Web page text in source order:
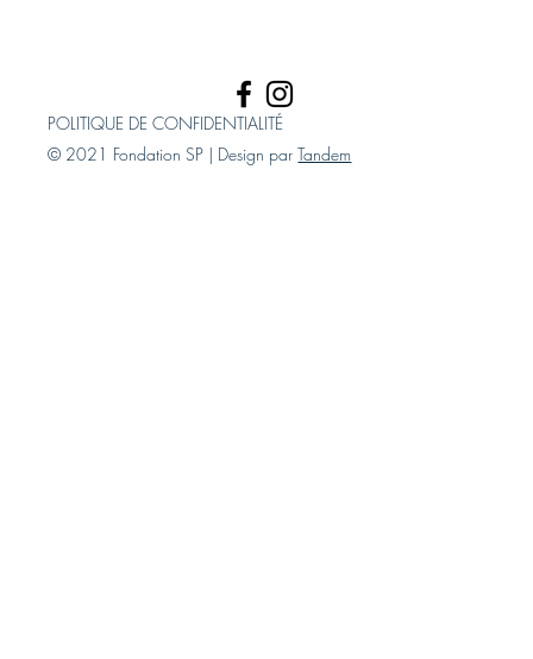
© 2021 Fondation SP | Design parTandem
POLITIQUE DE CONFIDENTIALITÉ